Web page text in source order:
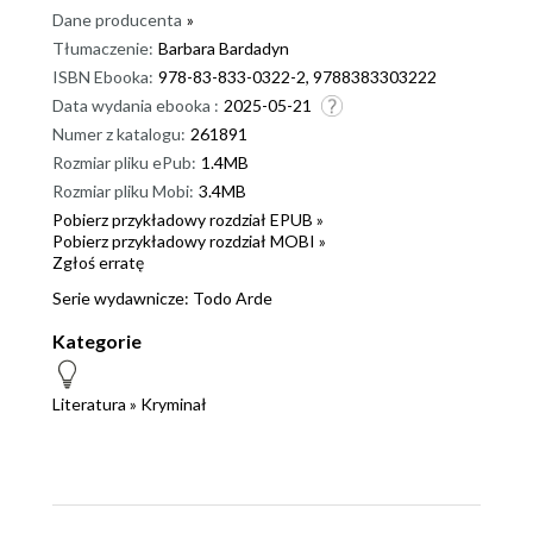
Dane producenta »
Tłumaczenie: Barbara Bardadyn
ISBN Ebooka: 978-83-833-0322-2, 9788383303222
Data wydania ebooka : 2025-05-21
Numer z katalogu: 261891
Rozmiar pliku ePub: 1.4MB
Rozmiar pliku Mobi: 3.4MB
Pobierz przykładowy rozdział EPUB »
Pobierz przykładowy rozdział MOBI »
Zgłoś erratę
Serie wydawnicze: Todo Arde
Kategorie
Literatura » Kryminał